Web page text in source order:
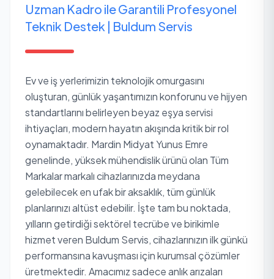
Uzman Kadro ile Garantili Profesyonel
Teknik Destek | Buldum Servis
Ev ve iş yerlerimizin teknolojik omurgasını
oluşturan, günlük yaşantımızın konforunu ve hijyen
standartlarını belirleyen beyaz eşya servisi
ihtiyaçları, modern hayatın akışında kritik bir rol
oynamaktadır. Mardin Midyat Yunus Emre
genelinde, yüksek mühendislik ürünü olan Tüm
Markalar markalı cihazlarınızda meydana
gelebilecek en ufak bir aksaklık, tüm günlük
planlarınızı altüst edebilir. İşte tam bu noktada,
yılların getirdiği sektörel tecrübe ve birikimle
hizmet veren Buldum Servis, cihazlarınızın ilk günkü
performansına kavuşması için kurumsal çözümler
üretmektedir. Amacımız sadece anlık arızaları